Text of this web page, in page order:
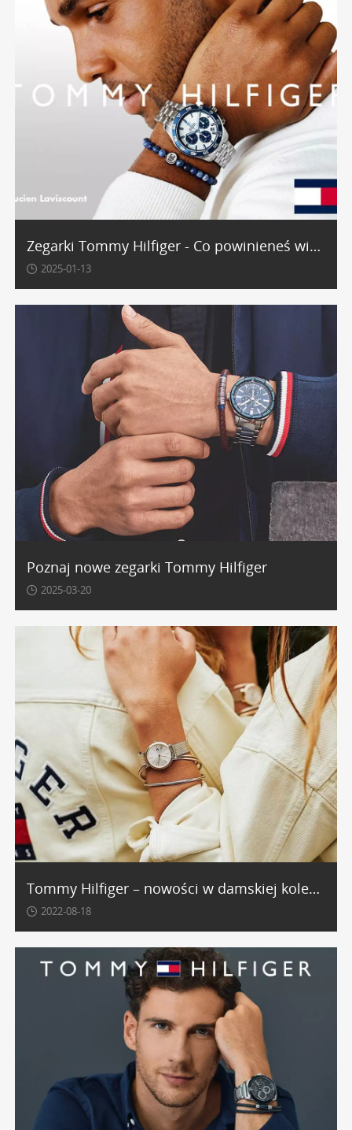
Zegarki Tommy Hilfiger - Co powinieneś wiedzieć przed zakupem
2025-01-13
Poznaj nowe zegarki Tommy Hilfiger
2025-03-20
Tommy Hilfiger – nowości w damskiej kolekcji zegarków!
2022-08-18